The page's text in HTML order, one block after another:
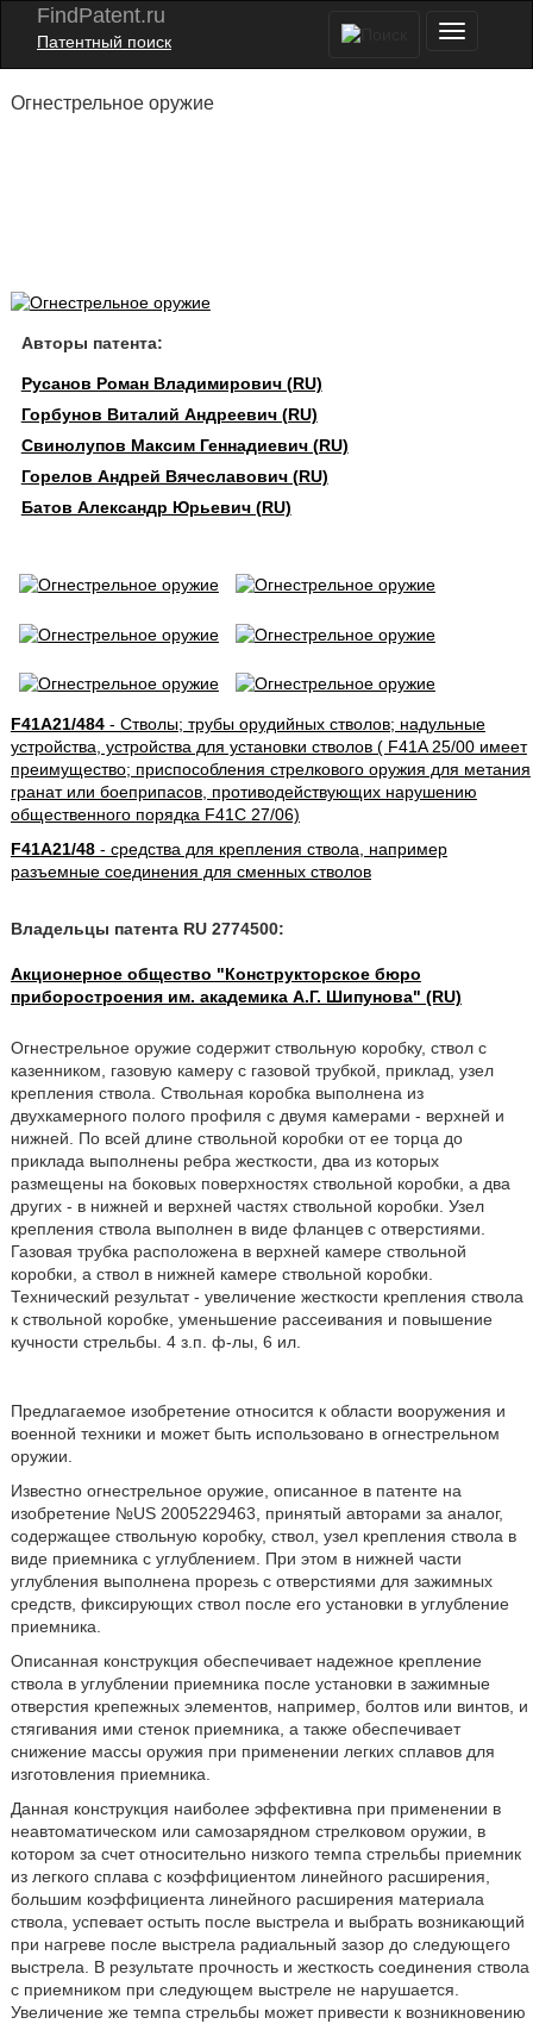
FindPatent.ru
Патентный поиск
Огнестрельное оружие
Авторы патента:
Русанов Роман Владимирович (RU)
Горбунов Виталий Андреевич (RU)
Свинолупов Максим Геннадиевич (RU)
Горелов Андрей Вячеславович (RU)
Батов Александр Юрьевич (RU)
F41A21/484- Стволы; трубы орудийных стволов; надульные
устройства, устройства для установки стволов ( F41A 25/00 имеет
преимущество; приспособления стрелкового оружия для метания
гранат или боеприпасов, противодействующих нарушению
общественного порядка F41C 27/06)
F41A21/48- средства для крепления ствола, например
разъемные соединения для сменных стволов
Владельцы патента RU 2774500:
Акционерное общество "Конструкторское бюро
приборостроения им. академика А.Г. Шипунова" (RU)
Огнестрельное оружие содержит ствольную коробку, ствол с
казенником, газовую камеру с газовой трубкой, приклад, узел
крепления ствола. Ствольная коробка выполнена из
двухкамерного полого профиля с двумя камерами - верхней и
нижней. По всей длине ствольной коробки от ее торца до
приклада выполнены ребра жесткости, два из которых
размещены на боковых поверхностях ствольной коробки, а два
других - в нижней и верхней частях ствольной коробки. Узел
крепления ствола выполнен в виде фланцев с отверстиями.
Газовая трубка расположена в верхней камере ствольной
коробки, а ствол в нижней камере ствольной коробки.
Технический результат - увеличение жесткости крепления ствола
к ствольной коробке, уменьшение рассеивания и повышение
кучности стрельбы. 4 з.п. ф-лы, 6 ил.
Предлагаемое изобретение относится к области вооружения и
военной техники и может быть использовано в огнестрельном
оружии.
Известно огнестрельное оружие, описанное в патенте на
изобретение №US 2005229463, принятый авторами за аналог,
содержащее ствольную коробку, ствол, узел крепления ствола в
виде приемника с углублением. При этом в нижней части
углубления выполнена прорезь с отверстиями для зажимных
средств, фиксирующих ствол после его установки в углубление
приемника.
Описанная конструкция обеспечивает надежное крепление
ствола в углублении приемника после установки в зажимные
отверстия крепежных элементов, например, болтов или винтов, и
стягивания ими стенок приемника, а также обеспечивает
снижение массы оружия при применении легких сплавов для
изготовления приемника.
Данная конструкция наиболее эффективна при применении в
неавтоматическом или самозарядном стрелковом оружии, в
котором за счет относительно низкого темпа стрельбы приемник
из легкого сплава с коэффициентом линейного расширения,
большим коэффициента линейного расширения материала
ствола, успевает остыть после выстрела и выбрать возникающий
при нагреве после выстрела радиальный зазор до следующего
выстрела. В результате прочность и жесткость соединения ствола
с приемником при следующем выстреле не нарушается.
Увеличение же темпа стрельбы может привести к возникновению